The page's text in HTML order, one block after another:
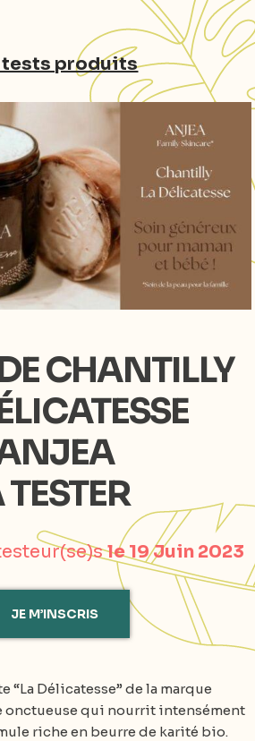
tests produits
CHANTILLY
le 19 Juin 2023
JE M’INSCRIS
“La Délicatesse” de la marque
onctueuse qui nourrit intensément
riche en beurre de karité bio.